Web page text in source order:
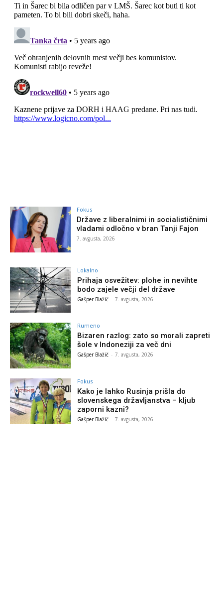
Fokus
Države z liberalnimi in socialističnimi
vladami odločno v bran Tanji Fajon
7. avgusta, 2026
Lokalno
Prihaja osvežitev: plohe in nevihte
bodo zajele večji del države
Gašper Blažič - 7. avgusta, 2026
Rumeno
Bizaren razlog: zato so morali zapreti
šole v Indoneziji za več dni
Gašper Blažič - 7. avgusta, 2026
Fokus
Kako je lahko Rusinja prišla do
slovenskega državljanstva – kljub
zaporni kazni?
Gašper Blažič - 7. avgusta, 2026